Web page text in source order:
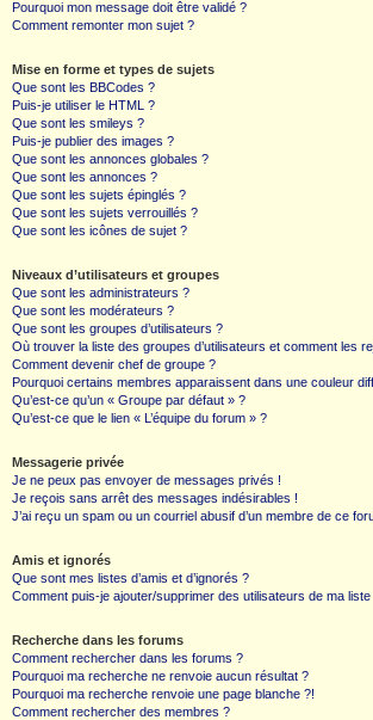
Pourquoi mon message doit être validé ?
Comment remonter mon sujet ?
Mise en forme et types de sujets
Que sont les BBCodes ?
Puis-je utiliser le HTML ?
Que sont les smileys ?
Puis-je publier des images ?
Que sont les annonces globales ?
Que sont les annonces ?
Que sont les sujets épinglés ?
Que sont les sujets verrouillés ?
Que sont les icônes de sujet ?
Niveaux d’utilisateurs et groupes
Que sont les administrateurs ?
Que sont les modérateurs ?
Que sont les groupes d’utilisateurs ?
Où trouver la liste des groupes d’utilisateurs et comment les
Comment devenir chef de groupe ?
Pourquoi certains membres apparaissent dans une couleur
Qu’est-ce qu’un « Groupe par défaut » ?
Qu’est-ce que le lien « L’équipe du forum » ?
Messagerie privée
Je ne peux pas envoyer de messages privés !
Je reçois sans arrêt des messages indésirables !
J’ai reçu un spam ou un courriel abusif d’un membre de ce
Amis et ignorés
Que sont mes listes d’amis et d’ignorés ?
Comment puis-je ajouter/supprimer des utilisateurs de ma liste
Recherche dans les forums
Comment rechercher dans les forums ?
Pourquoi ma recherche ne renvoie aucun résultat ?
Pourquoi ma recherche renvoie une page blanche ?!
Comment rechercher des membres ?